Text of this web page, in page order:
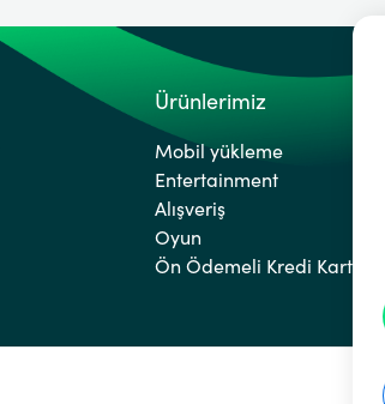
Ürünlerimiz
Mobil yükleme
Entertainment
Alışveriş
Oyun
Ön Ödemeli Kredi Kartları